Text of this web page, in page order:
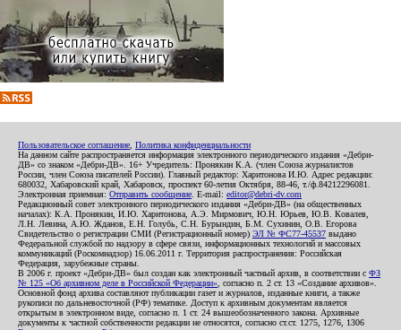
Пользовательское соглашение Политика конфиденциальности
На данном сайте распространяется информация электронного периодического издания «Дебри-
ДВ» со знаком «Дебри-ДВ». 16+ Учредитель: Пронякин К.А. (член Союза журналистов
России, член Союза писателей России). Главный редактор: Харитонова И.Ю. Адрес редакции:
680032, Хабаровский край, Хабаровск, проспект 60-летия Октября, 88-46, т./ф.84212296081.
Электронная приемная: Отправить сообщение . E-mail: editor@debri-dv.com
Редакционный совет электронного периодического издания «Дебри-ДВ» (на общественных
началах): К.А. Пронякин, И.Ю. Харитонова, А.Э. Мирмович, Ю.Н. Юрьев, Ю.В. Ковалев,
Л.Н. Левина, А.Ю. Жданов, Е.Н. Голубь, С.Н. Бурындин, Б.М. Сухинин, О.В. Егорова
Свидетельство о регистрации СМИ (Регистрационный номер) ЭЛ № ФС77-45537 выдано
Федеральной службой по надзору в сфере связи, информационных технологий и массовых
коммуникаций (Роскомнадзор) 16.06.2011 г. Территория распространения: Российская
Федерация, зарубежные страны.
В 2006 г. проект «Дебри-ДВ» был создан как электронный частный архив, в соответствии с ФЗ
№ 125 «Об архивном деле в Российской Федерации» , согласно п. 2 ст. 13 «Создание архивов».
Основной фонд архива составляют публикации газет и журналов, изданные книги, а также
рукописи по дальневосточной (РФ) тематике. Доступ к архивным документам является
открытым в электронном виде, согласно п. 1 ст. 24 вышеобозначенного закона. Архивные
документы к частной собственности редакции не относятся, согласно ст.ст. 1275, 1276, 1306